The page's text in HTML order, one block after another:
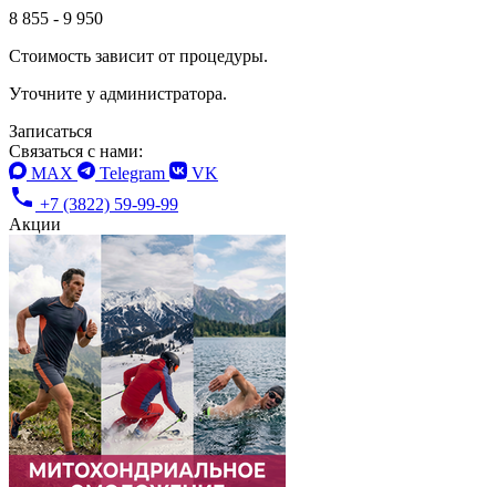
8 855 - 9 950
Стоимость зависит от процедуры.
Уточните у администратора.
Записаться
Связаться с нами:
MAX
Telegram
VK
+7 (3822) 59-99-99
Акции